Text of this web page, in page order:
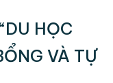
HỌC
VÀ TỰ